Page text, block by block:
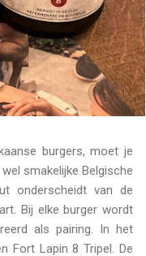
burgers, moet je
smakelijke Belgische
onderscheidt van de
Bij elke burger wordt
als pairing. In het
Fort Lapin 8 Tripel. De